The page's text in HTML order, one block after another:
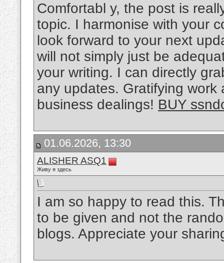
Comfortabl y, the post is
topic. I harmonise with your
look forward to your next
will not simply just be
your writing. I can directly
any updates. Gratifying
business dealings! BUY
01.06.2026, 13:30
ALISHER ASQ1
Живу я здесь
I am so happy to read this.
to be given and not the
blogs. Appreciate your